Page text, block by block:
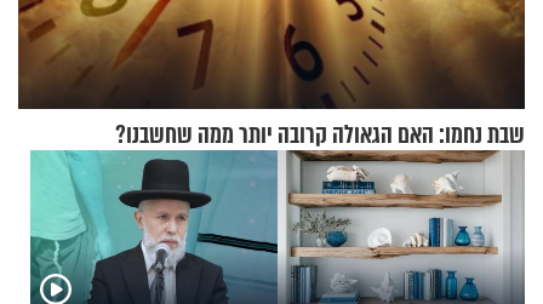
שבת נחמו: האם הגאולה קרובה יותר ממה שחשבנו?